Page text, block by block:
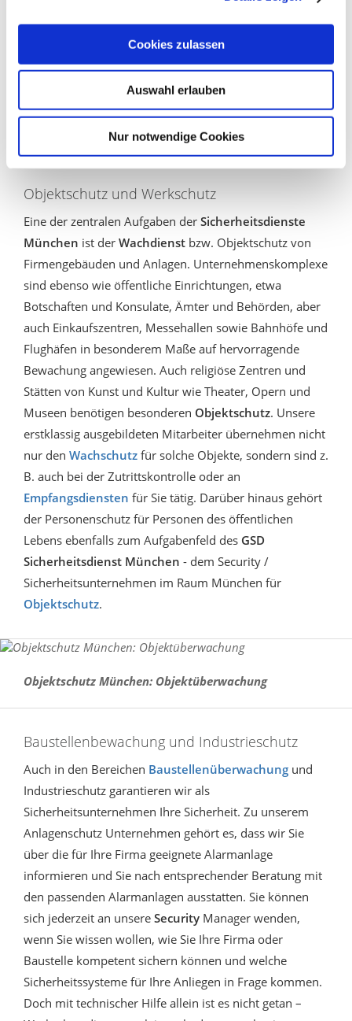
Cookies zulassen
Auswahl erlauben
Nur notwendige Cookies
Notrufzentrale 24-h
Veranstaltungen / Sonderdienste
Objektschutz und Werkschutz
Eine der zentralen Aufgaben der Sicherheitsdienste
München ist der Wachdienst bzw. Objektschutz von
Firmengebäuden und Anlagen. Unternehmenskomplexe
sind ebenso wie öffentliche Einrichtungen, etwa
Botschaften und Konsulate, Ämter und Behörden, aber
auch Einkaufszentren, Messehallen sowie Bahnhöfe und
Flughäfen in besonderem Maße auf hervorragende
Bewachung angewiesen. Auch religiöse Zentren und
Stätten von Kunst und Kultur wie Theater, Opern und
Museen benötigen besonderen Objektschutz. Unsere
erstklassig ausgebildeten Mitarbeiter übernehmen nicht
nur den Wachschutz für solche Objekte, sondern sind z.
B. auch bei der Zutrittskontrolle oder an
Empfangsdiensten für Sie tätig. Darüber hinaus gehört
der Personenschutz für Personen des öffentlichen
Lebens ebenfalls zum Aufgabenfeld des GSD
Sicherheitsdienst München - dem Security /
Sicherheitsunternehmen im Raum München für
Objektschutz.
Objektschutz München: Objektüberwachung
Baustellenbewachung und Industrieschutz
Auch in den Bereichen Baustellenüberwachung und
Industrieschutz garantieren wir als
Sicherheitsunternehmen Ihre Sicherheit. Zu unserem
Anlagenschutz Unternehmen gehört es, dass wir Sie
über die für Ihre Firma geeignete Alarmanlage
informieren und Sie nach entsprechender Beratung mit
den passenden Alarmanlagen ausstatten. Sie können
sich jederzeit an unsere Security Manager wenden,
wenn Sie wissen wollen, wie Sie Ihre Firma oder
Baustelle kompetent sichern können und welche
Sicherheitssysteme für Ihre Anliegen in Frage kommen.
Doch mit technischer Hilfe allein ist es nicht getan –